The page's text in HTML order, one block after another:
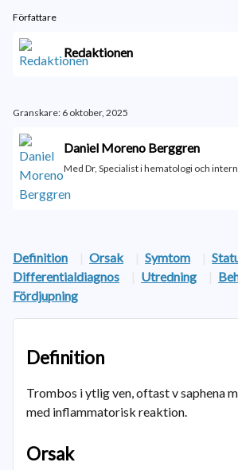
Författare
Redaktionen
Granskare: 6 oktober, 2025
Daniel Moreno Berggren
Med Dr, Specialist i hematologi och
Definition | Orsak | Symtom |
Differentialdiagnos
| Utredning |
Fördjupning
Definition
Trombos i ytlig ven, oftast v saphena
med inflammatorisk reaktion.
Orsak